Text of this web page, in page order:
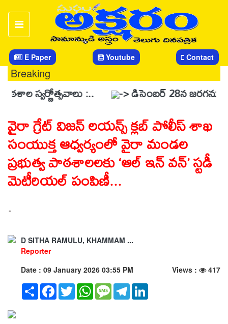
E Paper Youtube Contact
Breaking
:.. -> డిసెంబర్ 28న జరగనున్న
వైరా గ్రేట్ విజన్ లయన్స్ క్లబ్ పోలీస్ శాఖ
సంయుక్త ఆధ్వర్యంలో వైరా మండల
ప్రభుత్వ పాఠశాలలకు ‘ఆల్ ఇన్ వన్’ స్టడీ
మెటీరియల్ పంపిణీ...
.
D SITHA RAMULU, KHAMMAM ...
Reporter
Date : 09 January 2026 03:55 PM
Views :
417
Share Facebook
TwitterWhatsAppMessageTelegram